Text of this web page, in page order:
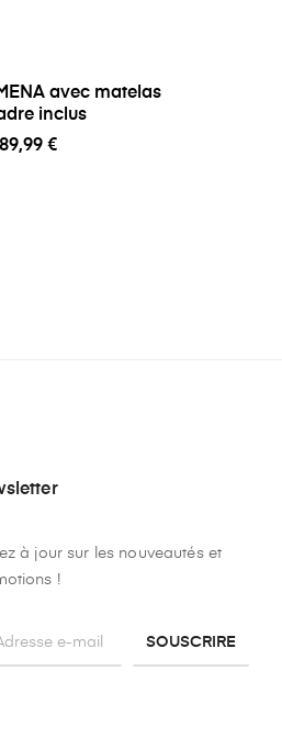
avec matelas
inclus
€
à jour sur les nouveautés et
!
SOUSCRIRE